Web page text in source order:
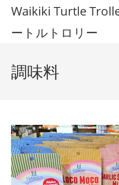
Waikiki Turtle
ートルトロリー
調味料